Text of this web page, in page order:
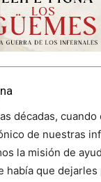
décadas,
de nuestras
la misión de
había que